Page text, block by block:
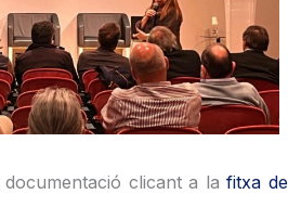
clicant a lafitxa de